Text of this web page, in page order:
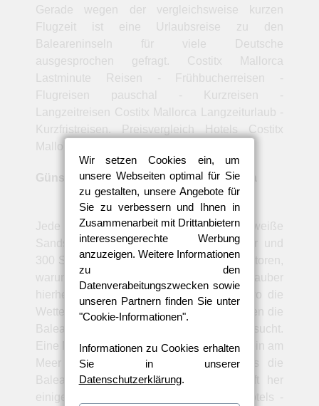
Gerade wegen der vergleichsweise kurzen
Flugzeit ist eine Urlaubsreise zu den
Baleareninseln für viele Deutsche
ausgesprochen gefragt. Costitx Mallorca
Lastminute Reisen - Frühbucherreisen -
Flugreisen pauschal - Kurzreisen -
Langzeitreisen Costitx Mallorca Langzeiturlaub -
Kurzfristreisen. Preisvergleich Hotels Costitx
Mallorca. Pauschalurlaub Mallorca.
Günstige Costitx Hotelangebote Mallorca
Jede Menge palmengesäumte, weiße
Sandstrände, dazu 25° Wassertemperatur und
300 Sonnentage im Jahr, das sind die Faktoren,
warum jedes Jahr immer wieder viele Urlauber
hierherkommen. Vor allem im Sommer, wo die
Wetterlage verhältnismäßig stabil ist, werden die
Balearen deshalb besonders gerne besucht.
Eine Menge Touristen, die ihren Urlaub allein am
Meer verbringen, wissen oft nicht, dass die
Baleareninseln auch von der Landschaft her
einiges zu bieten haben. All inclusive Hotels -
Wir setzen Cookies ein, um
unsere Webseiten optimal für Sie
zu gestalten, unsere Angebote für
Sie zu verbessern und Ihnen in
Zusammenarbeit mit Drittanbietern
interessengerechte Werbung
anzuzeigen. Weitere Informationen
zu den
Datenverabeitungszwecken sowie
unseren Partnern finden Sie unter
"Cookie-Informationen".
Informationen zu Cookies erhalten
Sie in unserer
Datenschutzerklärung.